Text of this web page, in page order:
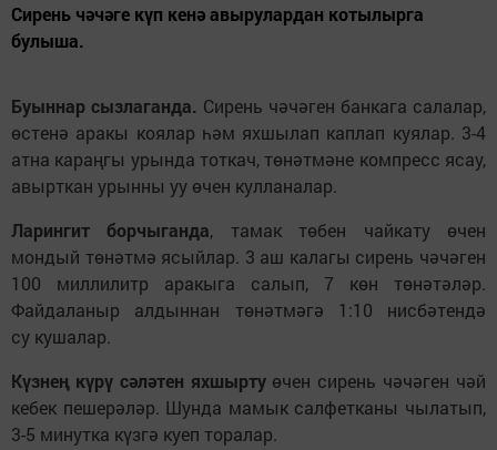
Сирень чәчәге күп кенә авырулардан котылырга
булыша.
Буыннар сызлаганда. Сирень чәчәген банкага салалар,
өстенә аракы коялар һәм яхшылап каплап куялар. 3-4
атна караңгы урында тоткач, төнәтмәне компресс ясау,
авырткан урынны уу өчен кулланалар.
Ларингит борчыганда, тамак төбен чайкату өчен
мондый төнәтмә ясыйлар. 3 аш калагы сирень чәчәген
100 миллилитр аракыга салып, 7 көн төнәтәләр.
Файдаланыр алдыннан төнәтмәгә 1:10 нисбәтендә
су кушалар.
Күзнең күрү сәләтен яхшыртуөчен сирень чәчәген чәй
кебек пешерәләр. Шунда мамык салфетканы чылатып,
3-5 минутка күзгә куеп торалар.